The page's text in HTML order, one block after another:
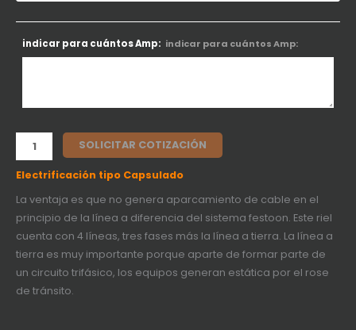
indicar para cuántos Amp: indicar para cuántos Amp:
SOLICITAR COTIZACIÓN
Electrificación tipo Capsulado
La ventaja es que no genera aparcamiento de cable en el
principio de la línea a diferencia del sistema festoon. Este riel
cuenta con 4 líneas, tres fases más la línea a tierra. La línea a
tierra es muy importante porque aparte de formar parte de
un circuito trifásico, los equipos generan estática por el rose
de tránsito.